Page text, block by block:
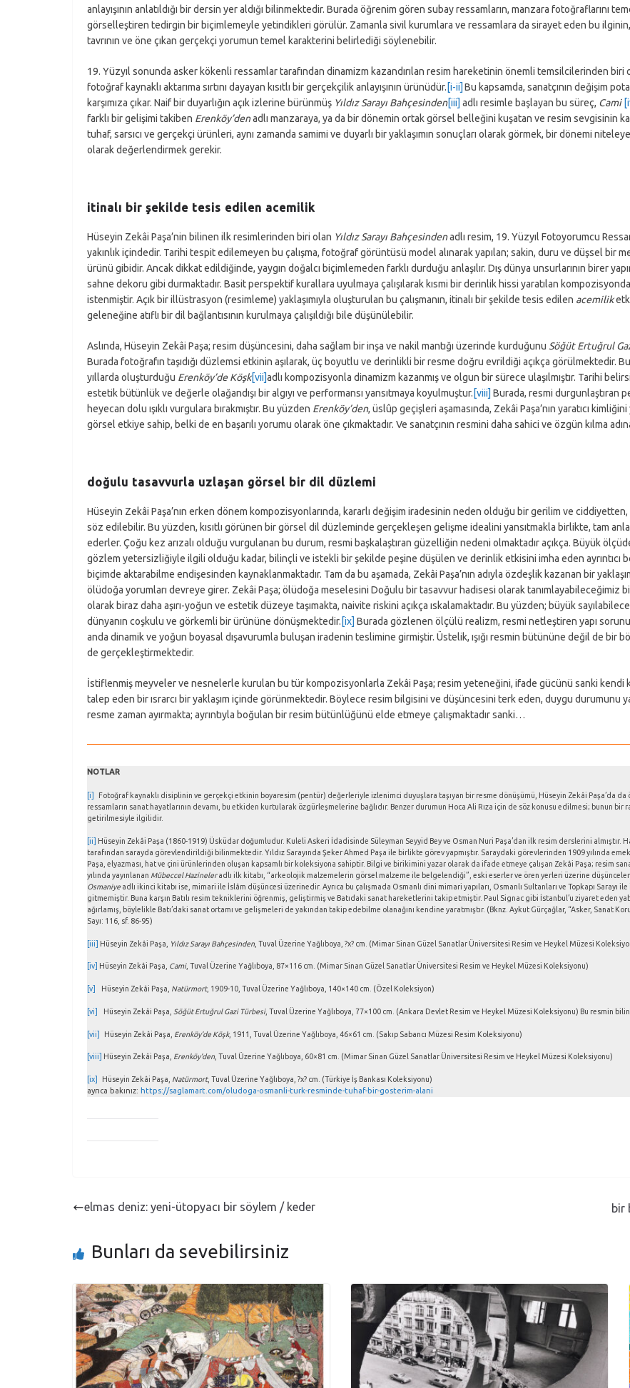
anlayışının anlatıldığı bir dersin yer aldığı bilinmektedir. Burada öğrenim gören subay ressamların, manzara fotoğraflarını
görselleştiren tedirgin bir biçimlemeyle yetindikleri görülür. Zamanla sivil kurumlara ve ressamlara da sirayet eden bu
tavrının ve öne çıkan gerçekçi yorumun temel karakterini belirlediği söylenebilir.
19. Yüzyıl sonunda asker kökenli ressamlar tarafından dinamizm kazandırılan resim hareketinin önemli temsilcilerinden biri
fotoğraf kaynaklı aktarıma sırtını dayayan kısıtlı bir gerçekçilik anlayışının ürünüdür. [i-ii] Bu kapsamda, sanatçının değişim
karşımıza çıkar. Naif bir duyarlığın açık izlerine bürünmüş Yıldız Sarayı Bahçesinden[iii] adlı resimle başlayan bu süreç, Cami
farklı bir gelişimi takiben Erenköy’denadlı manzaraya, ya da bir dönemin ortak görsel belleğini kuşatan ve resim sevgisinin
tuhaf, sarsıcı ve gerçekçi ürünleri, aynı zamanda samimi ve duyarlı bir yaklaşımın sonuçları olarak görmek, bir dönemi
olarak değerlendirmek gerekir.
itinalı bir şekilde tesis edilen acemilik
Hüseyin Zekâi Paşa’nin bilinen ilk resimlerinden biri olan Yıldız Sarayı Bahçesindenadlı resim, 19. Yüzyıl Fotoyorumcu
yakınlık içindedir. Tarihi tespit edilemeyen bu çalışma, fotoğraf görüntüsü model alınarak yapılan; sakin, duru ve düşsel bir
ürünü gibidir. Ancak dikkat edildiğinde, yaygın doğalcı biçimlemeden farklı durduğu anlaşılır. Dış dünya unsurlarının birer
sahne dekoru gibi durmaktadır. Basit perspektif kurallara uyulmaya çalışılarak kısmi bir derinlik hissi yaratılan
istenmiştir. Açık bir illüstrasyon (resimleme) yaklaşımıyla oluşturulan bu çalışmanın, itinalı bir şekilde tesis edilen acemilik
geleneğine atıflı bir dil bağlantısının kurulmaya çalışıldığı bile düşünülebilir.
Aslında, Hüseyin Zekâi Paşa; resim düşüncesini, daha sağlam bir inşa ve nakil mantığı üzerinde kurduğunu Söğüt Ertuğrul
Burada fotoğrafın taşıdığı düzlemsi etkinin aşılarak, üç boyutlu ve derinlikli bir resme doğru evrildiği açıkça görülmektedir.
yıllarda oluşturduğu Erenköy’de Köşk[vii]adlı kompozisyonla dinamizm kazanmış ve olgun bir sürece ulaşılmıştır. Tarihi
estetik bütünlük ve değerle olağandışı bir algıyı ve performansı yansıtmaya koyulmuştur. [viii] Burada, resmi durgunlaştıran
heyecan dolu ışıklı vurgulara bırakmıştır. Bu yüzden Erenköy’den, üslûp geçişleri aşamasında, Zekâi Paşa’nın yaratıcı
görsel etkiye sahip, belki de en başarılı yorumu olarak öne çıkmaktadır. Ve sanatçının resmini daha sahici ve özgün kılma
doğulu tasavvurla uzlaşan görsel bir dil düzlemi
Hüseyin Zekâi Paşa’nın erken dönem kompozisyonlarında, kararlı değişim iradesinin neden olduğu bir gerilim ve
söz edilebilir. Bu yüzden, kısıtlı görünen bir görsel dil düzleminde gerçekleşen gelişme idealini yansıtmakla birlikte, tam
ederler. Çoğu kez arızalı olduğu vurgulanan bu durum, resmi başkalaştıran güzelliğin nedeni olmaktadır açıkça. Büyük
gözlem yetersizliğiyle ilgili olduğu kadar, bilinçli ve istekli bir şekilde peşine düşülen ve derinlik etkisini imha eden
biçimde aktarabilme endişesinden kaynaklanmaktadır. Tam da bu aşamada, Zekâi Paşa’nın adıyla özdeşlik kazanan bir
ölüdoğa yorumları devreye girer. Zekâi Paşa; ölüdoğa meselesini Doğulu bir tasavvur hadisesi olarak tanımlayabileceğimiz
olarak biraz daha aşırı-yoğun ve estetik düzeye taşımakta, naivite riskini açıkça ıskalamaktadır. Bu yüzden; büyük
dünyanın coşkulu ve görkemli bir ürününe dönüşmektedir. [ix] Burada gözlenen ölçülü realizm, resmi netleştiren yapı
anda dinamik ve yoğun boyasal dışavurumla buluşan iradenin teslimine girmiştir. Üstelik, ışığı resmin bütününe değil de bir
de gerçekleştirmektedir.
İstiflenmiş meyveler ve nesnelerle kurulan bu tür kompozisyonlarla Zekâi Paşa; resim yeteneğini, ifade gücünü sanki kendi
talep eden bir ısrarcı bir yaklaşım içinde görünmektedir. Böylece resim bilgisini ve düşüncesini terk eden, duygu durumunu
resme zaman ayırmakta; ayrıntıyla boğulan bir resim bütünlüğünü elde etmeye çalışmaktadır sanki…
NOTLAR
[i]
Fotoğraf kaynaklı disiplinin ve gerçekçi etkinin boyaresim (pentür) değerleriyle izlenimci duyuşlara taşıyan bir resme dönüşümü, Hüseyin Zekâi Paşa’da
ressamların sanat hayatlarının devamı, bu etkiden kurtularak özgürleşmelerine bağlıdır. Benzer durumun Hoca Ali Rıza için de söz konusu edilmesi; bunun
getirilmesiyle ilgilidir.
[ii] Hüseyin Zekâi Paşa (1860-1919) Üsküdar doğumludur. Kuleli Askeri İdadisinde Süleyman Seyyid Bey ve Osman Nuri Paşa’dan ilk resim derslerini almıştır.
tarafından sarayda görevlendirildiği bilinmektedir. Yıldız Sarayında Şeker Ahmed Paşa ile birlikte görev yapmıştır. Saraydaki görevlerinden 1909 yılında
Paşa, elyazması, hat ve çini ürünlerinden oluşan kapsamlı bir koleksiyona sahiptir. Bilgi ve birikimini yazar olarak da ifade etmeye çalışan Zekâi Paşa; resim
yılında yayınlanan Mübeccel Hazineleradlı ilk kitabı, “arkeolojik malzemelerin görsel malzeme ile belgelendiği”, eski eserler ve ören yerleri üzerine
Osmaniye adlı ikinci kitabı ise, mimari ile İslâm düşüncesi üzerinedir. Ayrıca bu çalışmada Osmanlı dini mimari yapıları, Osmanlı Sultanları ve Topkapı
gitmemiştir. Buna karşın Batılı resim tekniklerini öğrenmiş, geliştirmiş ve Batıdaki sanat hareketlerini takip etmiştir. Paul Signac gibi İstanbul’u ziyaret eden
ağırlamış, böylelikle Batı’daki sanat ortamı ve gelişmeleri de yakından takip edebilme olanağını kendine yaratmıştır. (Bknz. Aykut Gürçağlar, “Asker, Sanat
Sayı: 116, sf. 86-95)
[iii] Hüseyin Zekâi Paşa, Yıldız Sarayı Bahçesinden , Tuval Üzerine Yağlıboya, ?x? cm. (Mimar Sinan Güzel Sanatlar Üniversitesi Resim ve Heykel Müzesi
[iv] Hüseyin Zekâi Paşa, Cami, Tuval Üzerine Yağlıboya, 87×116 cm. (Mimar Sinan Güzel Sanatlar Üniversitesi Resim ve Heykel Müzesi Koleksiyonu)
[v] Hüseyin Zekâi Paşa, Natürmort, 1909-10, Tuval Üzerine Yağlıboya, 140×140 cm. (Özel Koleksiyon)
[vi] Hüseyin Zekâi Paşa, Söğüt Ertuğrul Gazi Türbesi, Tuval Üzerine Yağlıboya, 77×100 cm. (Ankara Devlet Resim ve Heykel Müzesi Koleksiyonu) Bu resmin
[vii] Hüseyin Zekâi Paşa, Erenköy’de Köşk, 1911, Tuval Üzerine Yağlıboya, 46×61 cm. (Sakıp Sabancı Müzesi Resim Koleksiyonu)
[viii] Hüseyin Zekâi Paşa, Erenköy’den , Tuval Üzerine Yağlıboya, 60×81 cm. (Mimar Sinan Güzel Sanatlar Üniversitesi Resim ve Heykel Müzesi Koleksiyonu)
[ix] Hüseyin Zekâi Paşa, Natürmort, Tuval Üzerine Yağlıboya, ?x? cm. (Türkiye İş Bankası Koleksiyonu)
ayrıca bakınız: https://saglamart.com/oludoga-osmanli-turk-resminde-tuhaf-bir-gosterim-alani
elmas deniz: yeni-ütopyacı bir söylem / keder bir
Bunları da sevebilirsiniz